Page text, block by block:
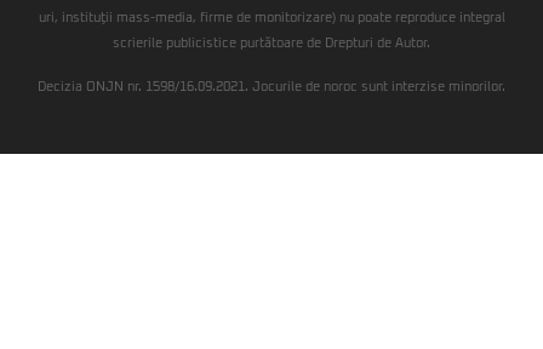
uri, instituţii mass-media, firme de monitorizare) nu poate reproduce integral
scrierile publicistice purtătoare de Drepturi de Autor.
Decizia ONJN nr. 1598/16.09.2021. Jocurile de noroc sunt interzise minorilor.